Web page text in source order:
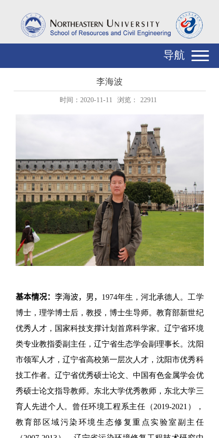
导航
李海波
时间：2020-11-11 浏览： 22911
基本情况： 李海波，男， 1974年生，河北承德人。工学
博士，理学博士后，教授，博士生导师。教育部新世纪
优秀人才，国家科技支撑计划首席科学家。辽宁省环境
类专业教指委副主任，辽宁省生态学会副理事长。沈阳
市领军人才，辽宁省高校第一层次人才，沈阳市优秀科
技工作者。辽宁省优秀硕士论文、中国有色金属学会优
秀硕士论文指导教师。东北大学优秀教师，东北大学三
育人先进个人。曾任环境工程系主任（2019-2021 ），
教育部区域污染环境生态修复重点实验室副主任